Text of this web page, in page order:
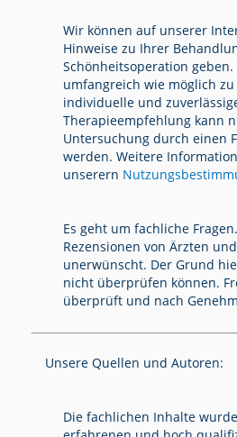
Wir können auf unserer
Hinweise zu Ihrer
Schönheitsoperation
umfangreich wie möglich
individuelle und
Therapieempfehlung kann
Untersuchung durch einen
werden. Weitere
unserern
Es geht um fachliche
Rezensionen von Ärzten
unerwünscht. Der Grund
nicht überprüfen können.
überprüft und nach
Unsere Quellen und Autoren:
Die fachlichen Inhalte